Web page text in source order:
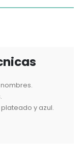
nombres.
y azul.